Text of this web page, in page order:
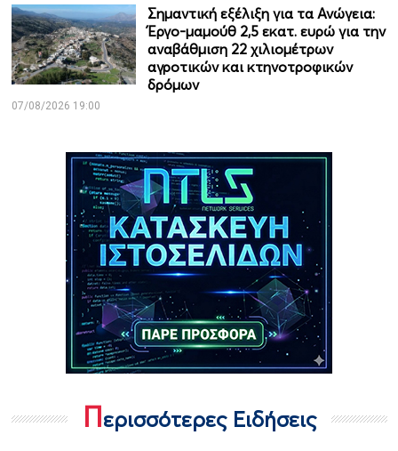
Σημαντική εξέλιξη για τα Ανώγεια:
Έργο-μαμούθ 2,5 εκατ. ευρώ για την
αναβάθμιση 22 χιλιομέτρων
αγροτικών και κτηνοτροφικών
δρόμων
07/08/2026 19:00
Περισσότερες Ειδήσεις